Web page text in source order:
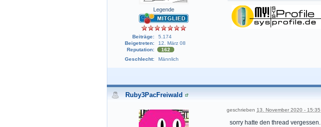
Legende
Beiträge:
5.174
Beigetreten:
12. März 08
Reputation:
162
Geschlecht:
Männlich
Ruby3PacFreiwald
geschrieben 13. November 2020 - 15:35
sorry hatte den thread vergessen.